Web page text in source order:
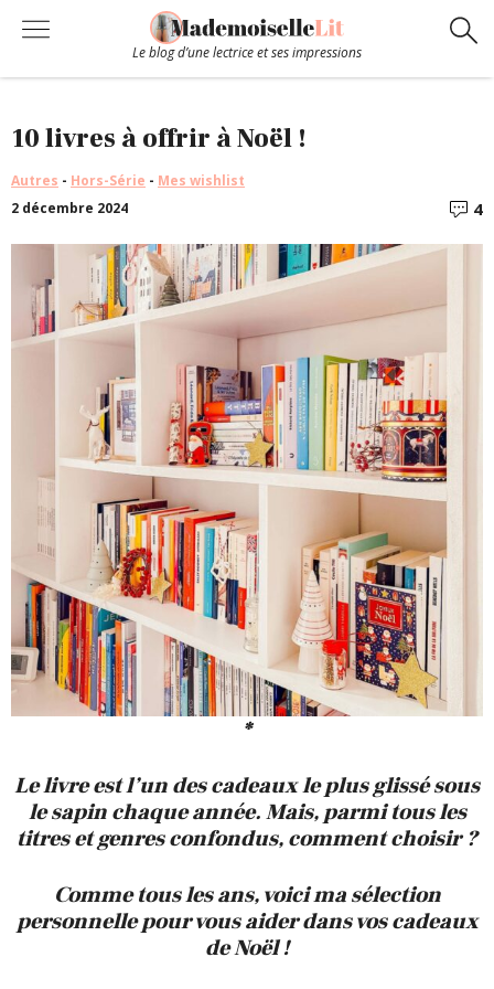
Le blog d’une lectrice et ses impressions
Coups de coeur
Hors-Série
Bibliothèque
Contact
10 livres à offrir à Noël !
Autres - Hors-Série - Mes wishlist
2 décembre 2024
4
*
Le livre est l’un des cadeaux le plus glissé sous
le sapin chaque année. Mais, parmi tous les
titres et genres confondus, comment choisir ?
Comme tous les ans, voici ma sélection
personnelle pour vous aider dans vos cadeaux
de Noël !